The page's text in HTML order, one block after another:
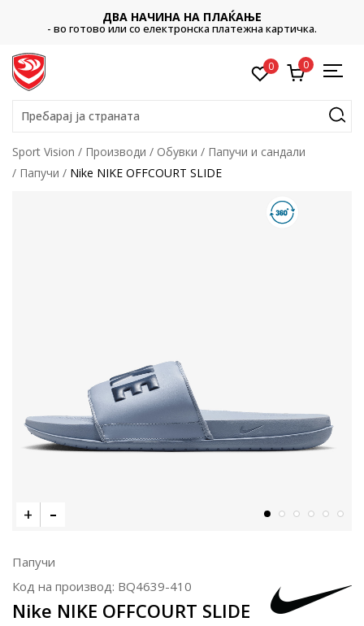
ДВА НАЧИНА НА ПЛАЌАЊЕ
- во готово или со електронска платежна картичка.
0 0
Пребарај ја страната
Sport Vision Производи Обувки
Папучи и сандали
Папучи
Nike NIKE OFFCOURT SLIDE
Папучи
Код на производ: BQ4639-410
Nike NIKE OFFCOURT SLIDE